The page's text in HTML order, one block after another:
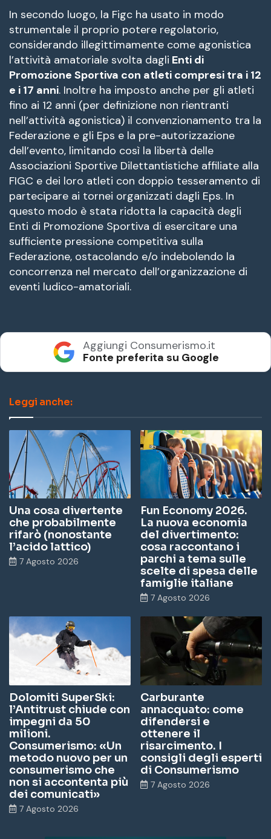
In secondo luogo, la Figc ha usato in modo
strumentale il proprio potere regolatorio,
considerando illegittimamente come agonistica
l’attività amatoriale svolta dagli Enti di
Promozione Sportiva con atleti compresi tra i 12
e i 17 anni. Inoltre ha imposto anche per gli atleti
fino ai 12 anni (per definizione non rientranti
nell’attività agonistica) il convenzionamento tra la
Federazione e gli Eps e la pre-autorizzazione
dell’evento, limitando così la libertà delle
Associazioni Sportive Dilettantistiche affiliate alla
FIGC e dei loro atleti con doppio tesseramento di
partecipare ai tornei organizzati dagli Eps. In
questo modo è stata ridotta la capacità degli
Enti di Promozione Sportiva di esercitare una
sufficiente pressione competitiva sulla
Federazione, ostacolando e/o indebolendo la
concorrenza nel mercato dell’organizzazione di
eventi ludico-amatoriali.
Aggiungi Consumerismo.it
Fonte preferita su Google
Leggi anche:
Una cosa divertente
che probabilmente
rifarò (nonostante
l’acido lattico)
7 Agosto 2026
Fun Economy 2026.
La nuova economia
del divertimento:
cosa raccontano i
parchi a tema sulle
scelte di spesa delle
famiglie italiane
7 Agosto 2026
Dolomiti SuperSki:
l’Antitrust chiude con
impegni da 50
milioni.
Consumerismo: «Un
metodo nuovo per un
consumerismo che
non si accontenta più
dei comunicati»
7 Agosto 2026
Carburante
annacquato: come
difendersi e
ottenere il
risarcimento. I
consigli degli esperti
di Consumerismo
7 Agosto 2026